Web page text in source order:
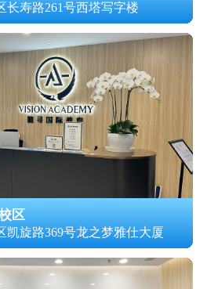
长寿路261号西塔写字楼
区
凯旋路369号龙之梦雅仕大厦